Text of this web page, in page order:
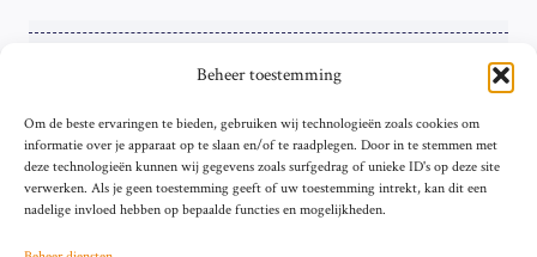
Beheer toestemming
Om de beste ervaringen te bieden, gebruiken wij technologieën zoals cookies om
informatie over je apparaat op te slaan en/of te raadplegen. Door in te stemmen met
deze technologieën kunnen wij gegevens zoals surfgedrag of unieke ID's op deze site
verwerken. Als je geen toestemming geeft of uw toestemming intrekt, kan dit een
nadelige invloed hebben op bepaalde functies en mogelijkheden.
ZAKELIJK
Hardnekkige Inflatie bij de ‘Grote Vier’
van de Eurozone
Mei 29, 2026